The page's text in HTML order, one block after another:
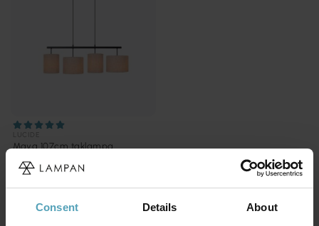
Consent Details About
Maya 107cm taklampa
1 495 kr
Rek. 1 869 kr